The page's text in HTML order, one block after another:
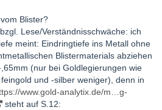
Blister?
Lese/Verständnisschwäche: ich
meint: Eindringtiefe ins Metall ohne
Blistermaterials abziehen
(nur bei Goldlegierungen wie
und -silber weniger), denn in
www.gold-analytix.de/m…g-
steht auf S.12: